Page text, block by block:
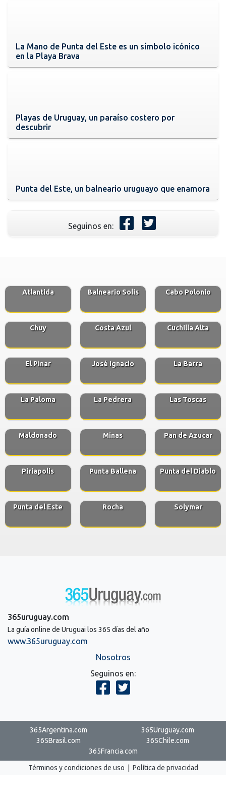
La Mano de Punta del Este es un símbolo icónico
en la Playa Brava
Playas de Uruguay, un paraíso costero por
descubrir
Punta del Este, un balneario uruguayo que enamora
Seguinos en:
Atlantida Balneario Solis Cabo Polonio
Chuy Costa Azul Cuchilla Alta
El Pinar José Ignacio La Barra
La Paloma La Pedrera Las Toscas
Maldonado Minas Pan de Azucar
Piriapolis Punta Ballena Punta del Diablo
Punta del Este Rocha Solymar
365uruguay.com
La guía online de Uruguai los 365 días del año
www.365uruguay.com
Nosotros
Seguinos en:
365Argentina.com
365Uruguay.com
365Brasil.com
365Chile.com
365Francia.com
Términos y condiciones de uso Política de privacidad